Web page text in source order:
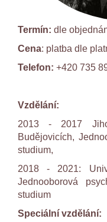
Termín: dle
Cena: platba dle
Telefon: +420 735
Vzdělání:
2013 - 2017
Budějovicích,
studium,
2018 - 2021:
Jednooborová
studium
Speciální vzdělání: